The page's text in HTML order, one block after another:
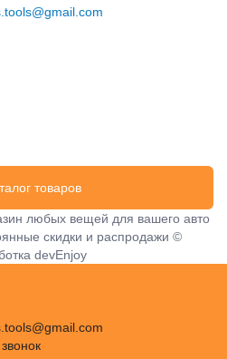
товаров
любых вещей для вашего авто
скидки и распродажи ©
devEnjoy